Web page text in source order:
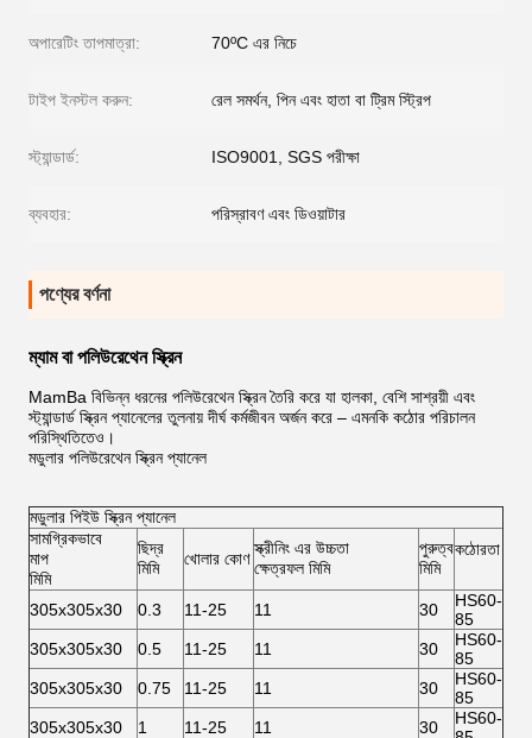
অপারেটিং তাপমাত্রা: 70ºC এর নিচে
টাইপ ইনস্টল করুন: রেল সমর্থন, পিন এবং হাতা বা ট্রিম স্ট্রিপ
স্ট্যান্ডার্ড: ISO9001, SGS পরীক্ষা
ব্যবহার: পরিস্রাবণ এবং ডিওয়াটার
পণ্যের বর্ণনা
ম্যাম বা পলিউরেথেন স্ক্রিন
MamBa বিভিন্ন ধরনের পলিউরেথেন স্ক্রিন তৈরি করে যা হালকা, বেশি সাশ্রয়ী এবং
স্ট্যান্ডার্ড স্ক্রিন প্যানেলের তুলনায় দীর্ঘ কর্মজীবন অর্জন করে – এমনকি কঠোর পরিচালন
পরিস্থিতিতেও।
মডুলার পলিউরেথেন স্ক্রিন প্যানেল
মডুলার পিইউ স্ক্রিন প্যানেল
সামগ্রিকভাবে
মাপ
মিমি
ছিদ্র
মিমি
খোলার কোণ
স্ক্রীনিং এর উচ্চতা
ক্ষেত্রফল মিমি
পুরুত্ব
মিমি
কঠোরতা
305x305x30 0.3 11-25 11 30
HS60-
85
305x305x30
0.5 11-25 11 30
HS60-
85
305x305x30
0.75 11-25 11 30
HS60-
85
305x305x30
1 11-25 11 30
HS60-